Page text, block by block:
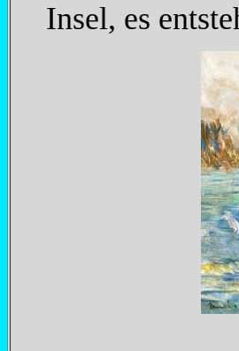
Insel, es